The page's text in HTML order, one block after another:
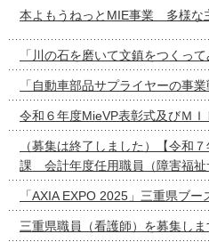
本よもうねっとMIE事業 多様な
「川の石を磨いて文鎮をつくっ
「自動車部品サプライヤーの事
令和６年度MieVP表彰式及びＭ
（募集は終了しました）【令和
課 会計年度任用職員（障害福祉
「AXIA EXPO 2025」三重県ブ
三重県職員（看護師）を募集しま